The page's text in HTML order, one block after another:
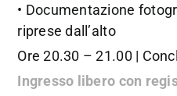
• Documentazione
riprese dall’alto
Ore 20.30 – 21.00 |
Ingresso libero con